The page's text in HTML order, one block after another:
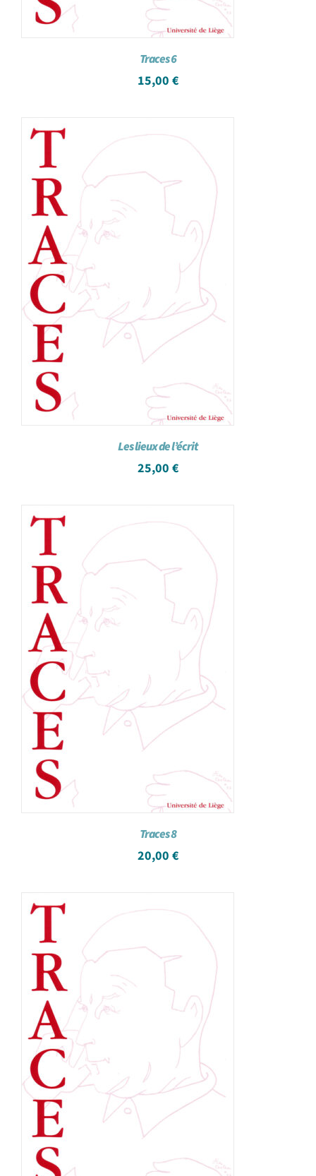
Traces 6
15,00 €
Les lieux de l’écrit
25,00 €
Traces 8
20,00 €